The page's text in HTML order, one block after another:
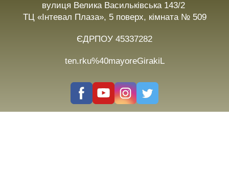
вулиця Велика Васильківська 143/2
ТЦ «Інтевал Плаза», 5 поверх, кімната № 509
ЄДРПОУ 45337282
ten.rku%40mayoreGirakiL